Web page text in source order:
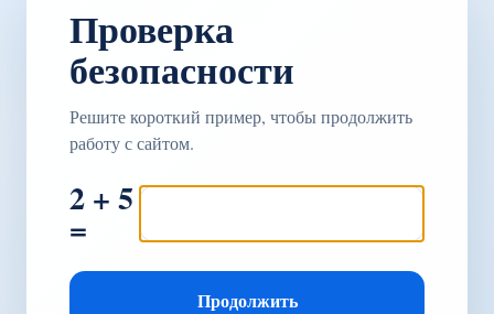
Проверка
безопасности
Решите короткий пример, чтобы продолжить
работу с сайтом.
2 + 5
=
Продолжить